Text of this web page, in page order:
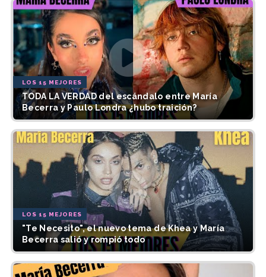
LOS 15 MEJORES
TODA LA VERDAD del escándalo entre María
Becerra y Paulo Londra ¿hubo traición?
LOS 15 MEJORES
"Te Necesito", el nuevo tema de Khea y María
Becerra salió y rompió todo